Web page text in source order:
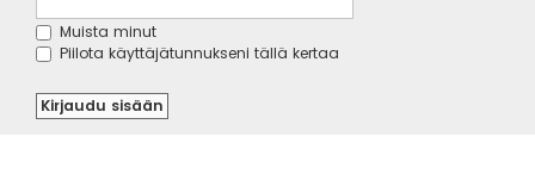
Muista minut
Piilota käyttäjätunnukseni tällä kertaa